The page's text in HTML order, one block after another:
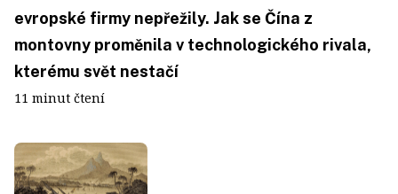
evropské firmy nepřežily. Jak se Čína z
montovny proměnila v technologického rivala,
kterému svět nestačí
11 minut čtení